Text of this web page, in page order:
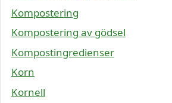
Kompostering
Kompostering av gödsel
Kompostingredienser
Korn
Kornell